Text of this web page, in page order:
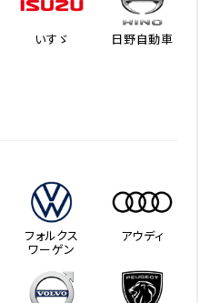
いすゞ 日野自動車
フォルクス
ワーゲン
アウディ